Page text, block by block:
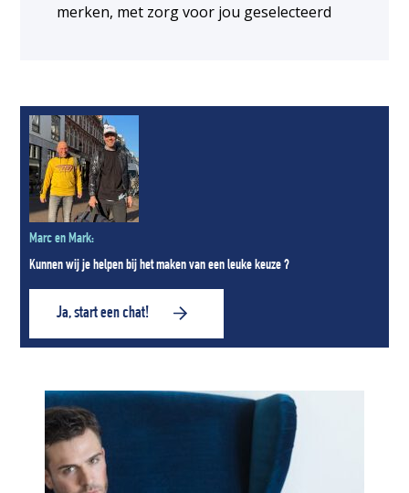
merken, met zorg voor jou geselecteerd
Marc en Mark:
Kunnen wij je helpen bij het maken van een leuke keuze ?
Ja, start een chat!